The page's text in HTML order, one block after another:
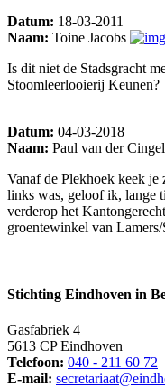
Datum: 18-03-2011
Naam: Toine Jacobs
Is dit niet de Stadsgracht
Stoomleerlooierij Keunen?
Datum: 04-03-2018
Naam: Paul van der Cingel
Vanaf de Plekhoek keek
links was, geloof ik, lange
verderop het
groentewinkel van Lamers/
Stichting Eindhoven in
Gasfabriek 4
5613 CP Eindhoven
Telefoon: 040 - 211 60 72
E-mail: